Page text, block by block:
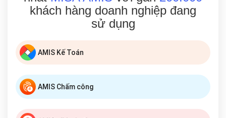
khách hàng doanh nghiệp đang
sử dụng
AMIS Kế Toán
AMIS Chấm công